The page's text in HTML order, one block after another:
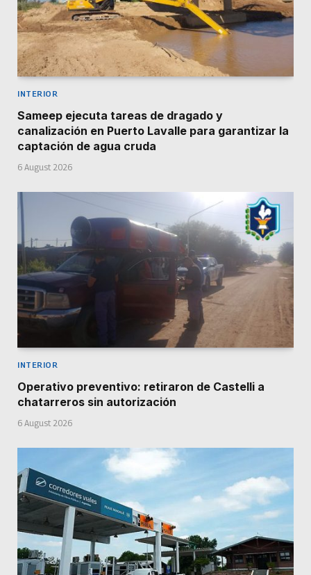
INTERIOR
Sameep ejecuta tareas de dragado y
canalización en Puerto Lavalle para garantizar la
captación de agua cruda
6 August 2026
INTERIOR
Operativo preventivo: retiraron de Castelli a
chatarreros sin autorización
6 August 2026